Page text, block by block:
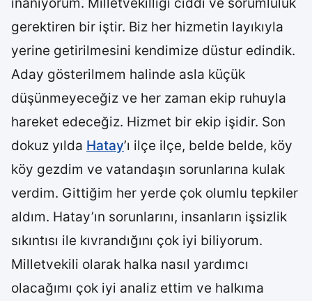
gerektiren bir iştir. Biz her hizmetin layıkıyla
yerine getirilmesini kendimize düstur edindik.
Aday gösterilmem halinde asla küçük
düşünmeyeceğiz ve her zaman ekip ruhuyla
hareket edeceğiz. Hizmet bir ekip işidir. Son
dokuz yılda Hatay’ı ilçe ilçe, belde belde, köy
köy gezdim ve vatandaşın sorunlarına kulak
verdim. Gittiğim her yerde çok olumlu tepkiler
aldım. Hatay’ın sorunlarını, insanların işsizlik
sıkıntısı ile kıvrandığını çok iyi biliyorum.
Milletvekili olarak halka nasıl yardımcı
olacağımı çok iyi analiz ettim ve halkıma